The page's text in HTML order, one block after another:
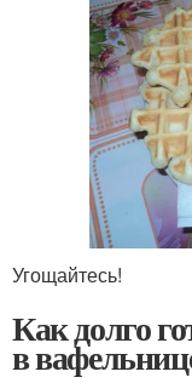
Угощайтесь!
Как долго
в